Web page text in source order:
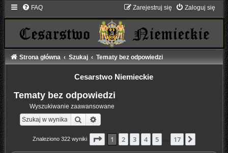
FAQ Zaloguj się
Zarejestruj się
Strona główna Szukaj Tematy bez odpowiedzi
Cesarstwo Niemieckie
Tematy bez odpowiedzi
Wyszukiwanie zaawansowane
Szukaj
Znaleziono 322 wyniki Strona1 z17
1 2 3 4 5 17 Następna